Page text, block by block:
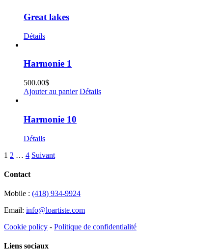
Great lakes
Détails
Harmonie 1
500.00$
Ajouter au panier Détails
Harmonie 10
Détails
1 2 … 4 Suivant
Contact
Mobile : (418) 934-9924
Email: info@loartiste.com
Cookie policy - Politique de confidentialité
Liens sociaux